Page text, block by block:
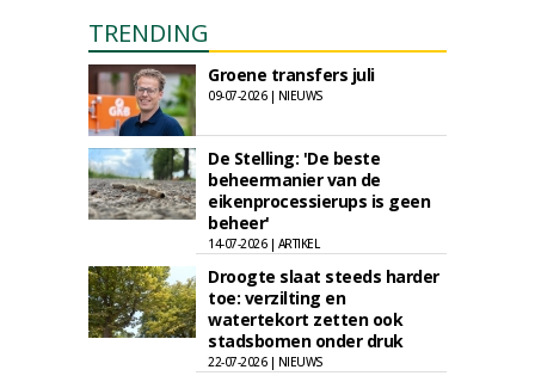
TRENDING
Groene transfers juli
09-07-2026 | NIEUWS
De Stelling: 'De beste
beheermanier van de
eikenprocessierups is geen
beheer'
14-07-2026 | ARTIKEL
Droogte slaat steeds harder
toe: verzilting en
watertekort zetten ook
stadsbomen onder druk
22-07-2026 | NIEUWS